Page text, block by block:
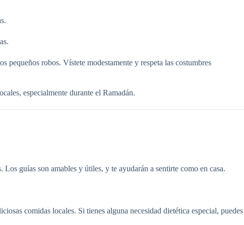
pequeños robos. Vístete modestamente y respeta las costumbres
especialmente durante el Ramadán.
guías son amables y útiles, y te ayudarán a sentirte como en casa.
comidas locales. Si tienes alguna necesidad dietética especial, puedes